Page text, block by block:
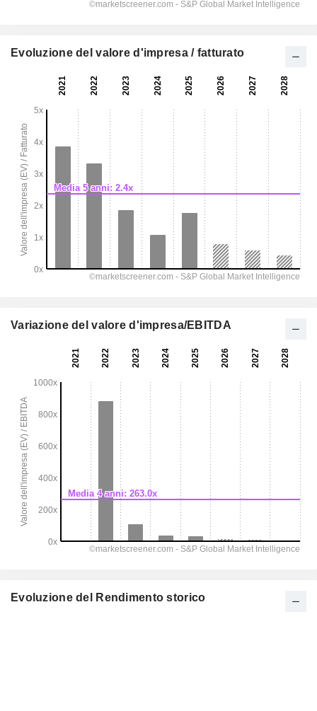
Evoluzione del valore d'impresa / fatturato
Variazione del valore d'impresa/EBITDA
Evoluzione del Rendimento storico